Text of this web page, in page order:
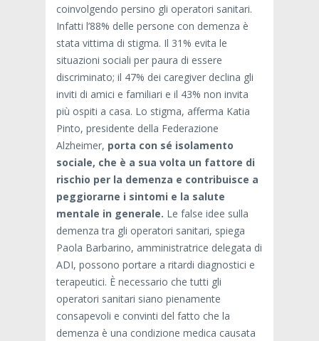
coinvolgendo persino gli operatori sanitari.
Infatti l’88% delle persone con demenza è
stata vittima di stigma. Il 31% evita le
situazioni sociali per paura di essere
discriminato; il 47% dei caregiver declina gli
inviti di amici e familiari e il 43% non invita
più ospiti a casa. Lo stigma, afferma Katia
Pinto, presidente della Federazione
Alzheimer, porta con sé isolamento
sociale, che è a sua volta un fattore di
rischio per la demenza e contribuisce a
peggiorarne i sintomi e la salute
mentale in generale. Le false idee sulla
demenza tra gli operatori sanitari, spiega
Paola Barbarino, amministratrice delegata di
ADI, possono portare a ritardi diagnostici e
terapeutici. È necessario che tutti gli
operatori sanitari siano pienamente
consapevoli e convinti del fatto che la
demenza è una condizione medica causata